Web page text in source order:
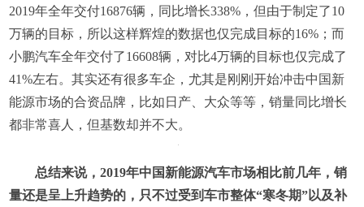
2019年全年交付16876辆，同比增长338%，但由于制定了10
万辆的目标，所以这样辉煌的数据也仅完成目标的16%；而
小鹏汽车全年交付了16608辆，对比4万辆的目标也仅完成了
41%左右。其实还有很多车企，尤其是刚刚开始冲击中国新
能源市场的合资品牌，比如日产、大众等等，销量同比增长
都非常喜人，但基数却并不大。
总结来说，2019年中国新能源汽车市场相比前几年，销
量还是呈上升趋势的，只不过受到车市整体“寒冬期”以及补